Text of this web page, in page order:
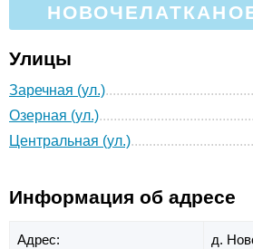
Улицы
Заречная (ул.)
Озерная (ул.)
Центральная (ул.)
Информация об адресе
Адрес:
д.